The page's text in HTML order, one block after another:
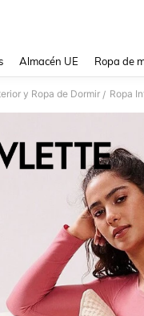
Almacén UE Ropa de
y Ropa de Dormir / Ropa